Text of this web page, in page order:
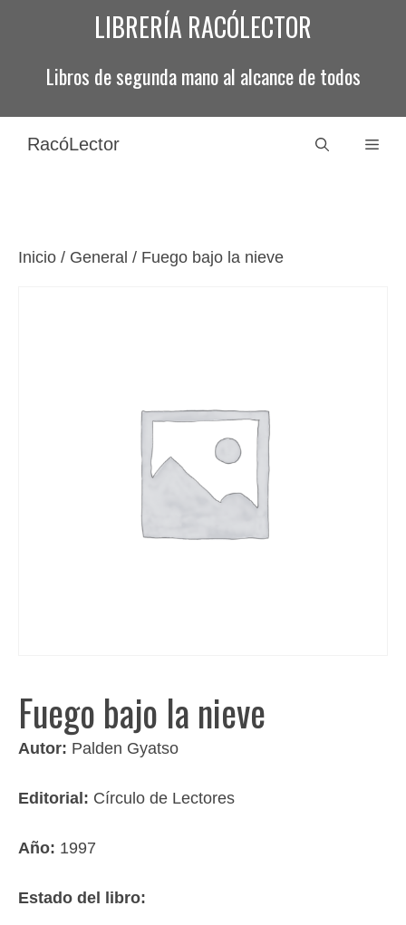
LIBRERÍA RACÓLECTOR
Libros de segunda mano al alcance de todos
RacóLector
Inicio / General / Fuego bajo la nieve
Fuego bajo la nieve
Autor: Palden Gyatso
Editorial: Círculo de Lectores
Año: 1997
Estado del libro: